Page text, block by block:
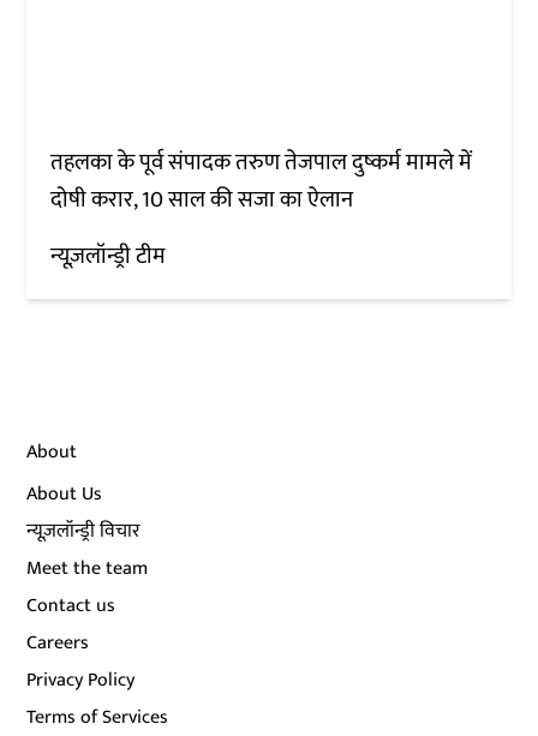
तहलका के पूर्व संपादक तरुण तेजपाल दुष्कर्म मामले में
दोषी करार, 10 साल की सजा का ऐलान
न्यूज़लॉन्ड्री टीम
About
About Us
न्यूज़लॉन्ड्री विचार
Meet the team
Contact us
Careers
Privacy Policy
Terms of Services